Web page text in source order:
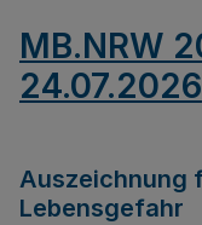
MB.NRW
24.07.2026
Auszeichnung
Lebensgefahr